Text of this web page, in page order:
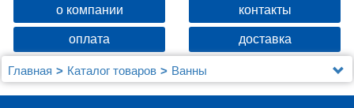
о компании контакты
оплата доставка
Главная Каталог товаров
Ванны
Акриловая ванна Gemy G9086 K L